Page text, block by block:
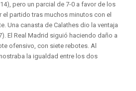
pero un parcial de 7-0 a favor de los
el partido tras muchos minutos con el
Una canasta de Calathes dio la ventaja
El Real Madrid siguió haciendo daño a
ofensivo, con siete rebotes. Al
la igualdad entre los dos